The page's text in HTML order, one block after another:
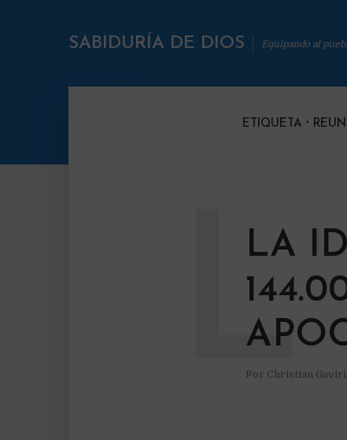
SABIDURÍA DE DIOS Equipando al
ETIQUETA
LA
Por Christian
L